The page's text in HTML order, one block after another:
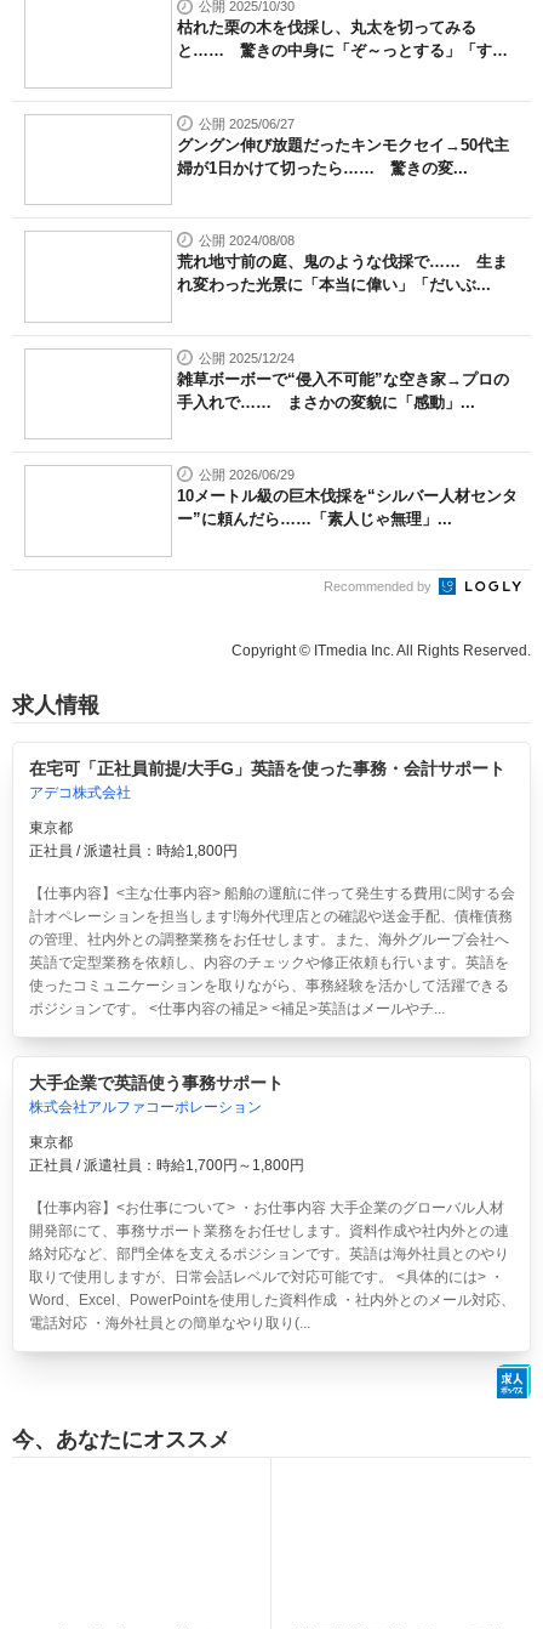
公開 2025/10/30
枯れた栗の木を伐採し、丸太を切ってみる
と…… 驚きの中身に「ぞ～っとする」「す
公開 2025/06/27
グングン伸び放題だったキンモクセイ→50代主
婦が1日かけて切ったら…… 驚きの変...
公開 2024/08/08
荒れ地寸前の庭、鬼のような伐採で…… 生ま
れ変わった光景に「本当に偉い」「だいぶ...
公開 2025/12/24
雑草ボーボーで“侵入不可能”な空き家→プロの
手入れで…… まさかの変貌に「感動」...
公開 2026/06/29
10メートル級の巨木伐採を“シルバー人材センタ
ー”に頼んだら……「素人じゃ無理」...
Recommended by
Copyright © ITmedia Inc. All Rights Reserved.
求人情報
在宅可「正社員前提/大手G」英語を使った事務・会計サポート
アデコ株式会社
東京都
正社員 / 派遣社員：時給1,800円
【仕事内容】<主な仕事内容> 船舶の運航に伴って発生する費用に関する会
計オペレーションを担当します!海外代理店との確認や送金手配、債権債務
の管理、社内外との調整業務をお任せします。また、海外グループ会社へ
英語で定型業務を依頼し、内容のチェックや修正依頼も行います。英語を
使ったコミュニケーションを取りながら、事務経験を活かして活躍できる
ポジションです。 <仕事内容の補足> <補足>英語はメールやチ...
大手企業で英語使う事務サポート
株式会社アルファコーポレーション
東京都
正社員 / 派遣社員：時給1,700円～1,800円
【仕事内容】<お仕事について> ・お仕事内容 大手企業のグローバル人材
開発部にて、事務サポート業務をお任せします。資料作成や社内外との連
絡対応など、部門全体を支えるポジションです。英語は海外社員とのやり
取りで使用しますが、日常会話レベルで対応可能です。 <具体的には> ・
Word、Excel、PowerPointを使用した資料作成 ・社内外とのメール対応、
電話対応 ・海外社員との簡単なやり取り(...
今、あなたにオススメ